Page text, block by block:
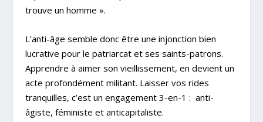
trouve un homme ».
L’anti-âge semble donc être une injonction bien
lucrative pour le patriarcat et ses saints-patrons.
Apprendre à aimer son vieillissement, en devient un
acte profondément militant. Laisser vos rides
tranquilles, c’est un engagement 3-en-1 : anti-
âgiste, féministe et anticapitaliste.